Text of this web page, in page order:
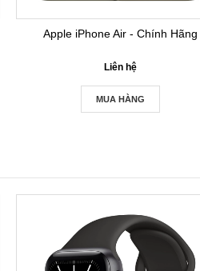
Apple iPhone Air - Chính Hãng
Liên hệ
MUA HÀNG